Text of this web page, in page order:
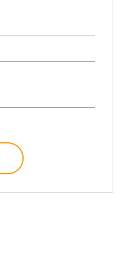
с защитным
дождя, ветра
выгодно будет